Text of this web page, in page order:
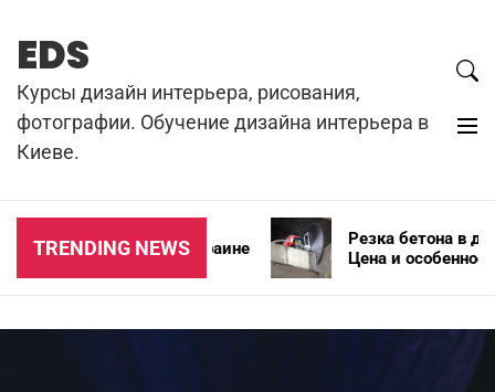
content
EDS
Курсы дизайн интерьера, рисования,
фотографии. Обучение дизайна интерьера в
Киеве.
TRENDING NEWS
в Украине
Резка бетона в домашних
Цена и особенности